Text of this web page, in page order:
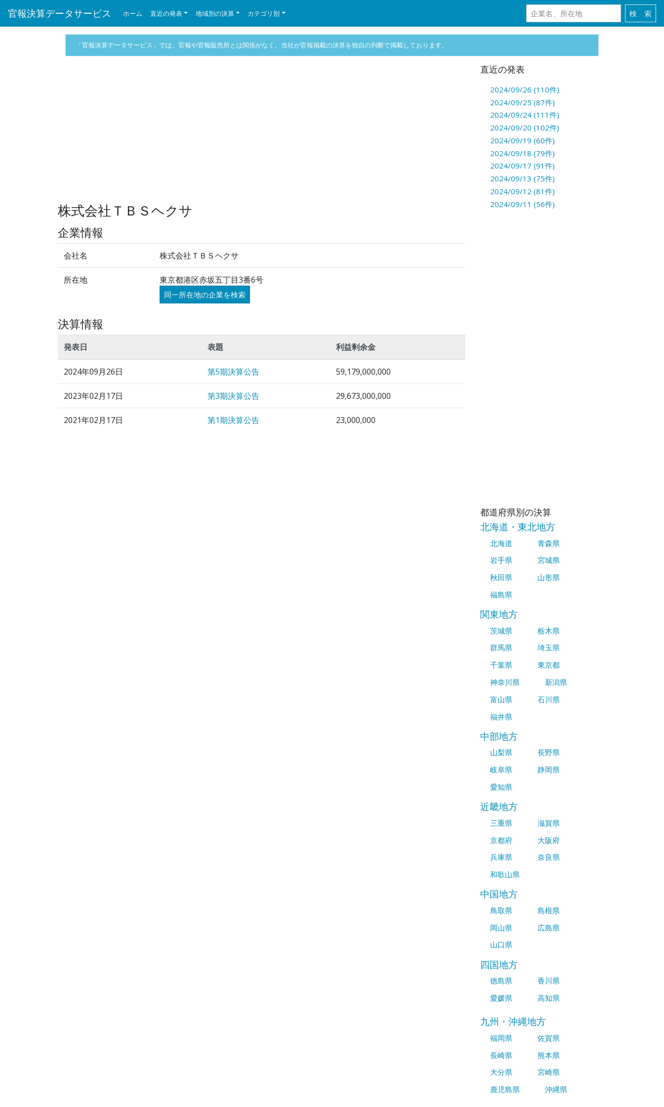
官報決算データサービス ホーム 直近の発表 地域別の決算 カテゴリ別
「官報決算データサービス」では、官報や官報販売所とは関係がなく、当社が官報掲載の決算を独自の判断で掲載しております。
株式会社ＴＢＳヘクサ
企業情報
会社名 株式会社ＴＢＳヘクサ
所在地 東京都港区赤坂五丁目3番6号
同一所在地の企業を検索
決算情報
発表日 表題 利益剰余金
2024年09月26日 第5期決算公告 59,179,000,000
2023年02月17日 第3期決算公告 29,673,000,000
2021年02月17日 第1期決算公告 23,000,000
直近の発表
2024/09/26 (110件)
2024/09/25 (87件)
2024/09/24 (111件)
2024/09/20 (102件)
2024/09/19 (60件)
2024/09/18 (79件)
2024/09/17 (91件)
2024/09/13 (75件)
2024/09/12 (81件)
2024/09/11 (56件)
都道府県別の決算
北海道・東北地方
北海道
青森県
岩手県
宮城県
秋田県
山形県
福島県
関東地方
茨城県
栃木県
群馬県
埼玉県
千葉県
東京都
神奈川県
新潟県
富山県
石川県
福井県
中部地方
山梨県
長野県
岐阜県
静岡県
愛知県
近畿地方
三重県
滋賀県
京都府
大阪府
兵庫県
奈良県
和歌山県
中国地方
鳥取県
島根県
岡山県
広島県
山口県
四国地方
徳島県
香川県
愛媛県
高知県
九州・沖縄地方
福岡県
佐賀県
長崎県
熊本県
大分県
宮崎県
鹿児島県
沖縄県